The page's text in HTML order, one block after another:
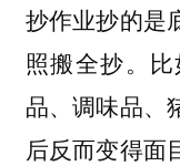
抄作业抄的是
照搬全抄。
品、调味品、
后反而变得面